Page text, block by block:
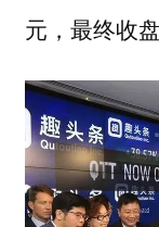
元，最终收